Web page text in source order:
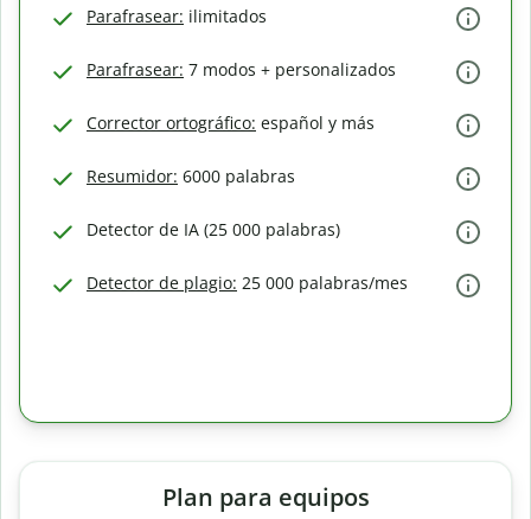
Parafrasear: ilimitados
Parafrasear: 7 modos + personalizados
Corrector ortográfico: español y más
Resumidor: 6000 palabras
Detector de IA (25 000 palabras)
Detector de plagio: 25 000 palabras/mes
Plan para equipos